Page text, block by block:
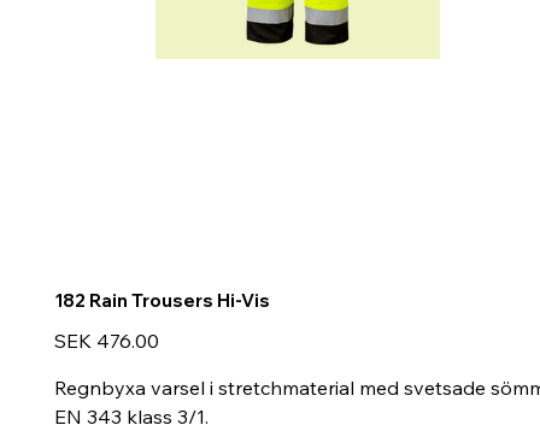
182 Rain Trousers Hi-Vis
Price
SEK 476.00
Regnbyxa varsel i stretchmaterial med svetsade
EN 343 klass 3/1.